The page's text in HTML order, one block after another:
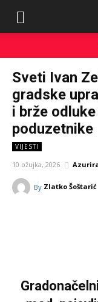
Sveti Ivan
gradske
i brže
poduzetnike
VIJESTI
10 ožujka, 2026
By Zlatko Šoštarić